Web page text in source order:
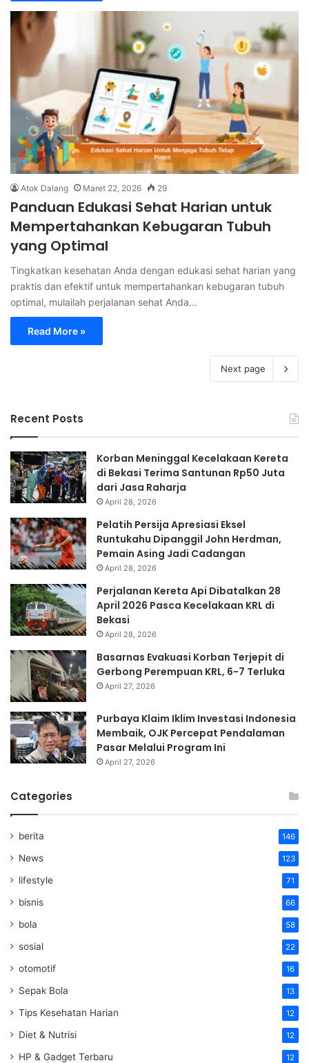
Atok Dalang Maret 22, 2026 29
Panduan Edukasi Sehat Harian untuk
Mempertahankan Kebugaran Tubuh
yang Optimal
Tingkatkan kesehatan Anda dengan edukasi sehat harian yang
praktis dan efektif untuk mempertahankan kebugaran tubuh
optimal, mulailah perjalanan sehat Anda…
Read More »
Next page
Recent Posts
Korban Meninggal Kecelakaan Kereta
di Bekasi Terima Santunan Rp50 Juta
dari Jasa Raharja
April 28, 2026
Pelatih Persija Apresiasi Eksel
Runtukahu Dipanggil John Herdman,
Pemain Asing Jadi Cadangan
April 28, 2026
Perjalanan Kereta Api Dibatalkan 28
April 2026 Pasca Kecelakaan KRL di
Bekasi
April 28, 2026
Basarnas Evakuasi Korban Terjepit di
Gerbong Perempuan KRL, 6-7 Terluka
April 27, 2026
Purbaya Klaim Iklim Investasi Indonesia
Membaik, OJK Percepat Pendalaman
Pasar Melalui Program Ini
April 27, 2026
Categories
berita 146
News 123
lifestyle 71
bisnis 66
bola 58
sosial 22
otomotif 16
Sepak Bola 13
Tips Kesehatan Harian 12
Diet & Nutrisi 12
HP & Gadget Terbaru 12